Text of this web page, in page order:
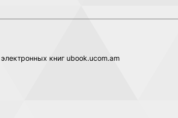
книг ubook.ucom.am